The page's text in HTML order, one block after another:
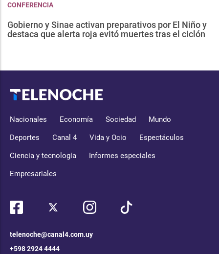
CONFERENCIA
Gobierno y Sinae activan preparativos por El Niño y
destaca que alerta roja evitó muertes tras el ciclón
Nacionales Economía Sociedad Mundo
Deportes Canal 4 Vida y Ocio Espectáculos
Ciencia y tecnología Informes especiales
Empresariales
telenoche@canal4.com.uy
+598 2924 4444